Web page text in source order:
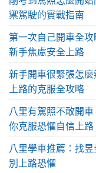
禦駕駛的實戰指南
第一次自己開車全
新手焦慮安全上路
新手開車很緊張怎
上路的克服全攻略
八里有駕照不敢開
你克服恐懼自信上路
八里學車推薦：找
別上路恐懼